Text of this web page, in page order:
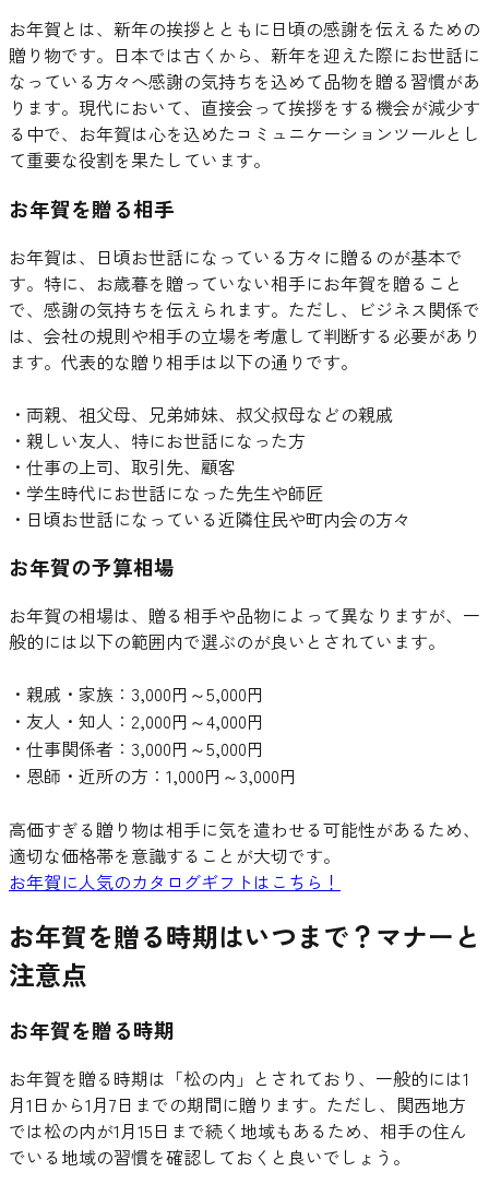
お年賀とは、新年の挨拶とともに日頃の感謝を伝えるための
贈り物です。日本では古くから、新年を迎えた際にお世話に
なっている方々へ感謝の気持ちを込めて品物を贈る習慣があ
ります。現代において、直接会って挨拶をする機会が減少す
る中で、お年賀は心を込めたコミュニケーションツールとし
て重要な役割を果たしています。
お年賀を贈る相手
お年賀は、日頃お世話になっている方々に贈るのが基本で
す。特に、お歳暮を贈っていない相手にお年賀を贈ること
で、感謝の気持ちを伝えられます。ただし、ビジネス関係で
は、会社の規則や相手の立場を考慮して判断する必要があり
ます。代表的な贈り相手は以下の通りです。
・両親、祖父母、兄弟姉妹、叔父叔母などの親戚
・親しい友人、特にお世話になった方
・仕事の上司、取引先、顧客
・学生時代にお世話になった先生や師匠
・日頃お世話になっている近隣住民や町内会の方々
お年賀の予算相場
お年賀の相場は、贈る相手や品物によって異なりますが、一
般的には以下の範囲内で選ぶのが良いとされています。
・親戚・家族：3,000円～5,000円
・友人・知人：2,000円～4,000円
・仕事関係者：3,000円～5,000円
・恩師・近所の方：1,000円～3,000円
高価すぎる贈り物は相手に気を遣わせる可能性があるため、
適切な価格帯を意識することが大切です。
お年賀に人気のカタログギフトはこちら！
お年賀を贈る時期はいつまで？マナーと
注意点
お年賀を贈る時期
お年賀を贈る時期は「松の内」とされており、一般的には1
月1日から1月7日までの期間に贈ります。ただし、関西地方
では松の内が1月15日まで続く地域もあるため、相手の住ん
でいる地域の習慣を確認しておくと良いでしょう。